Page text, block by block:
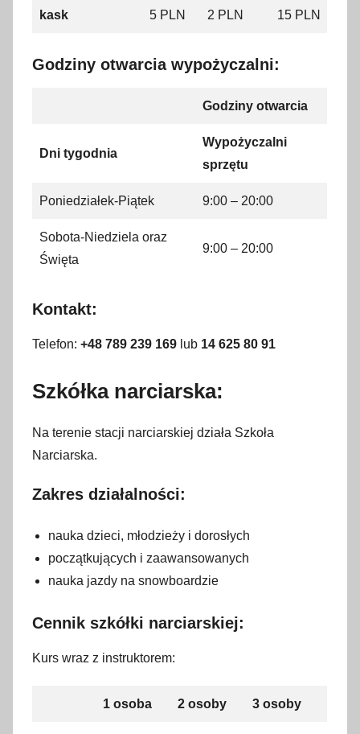
kask 5 PLN 2 PLN 15 PLN
Godziny otwarcia wypożyczalni:
Godziny otwarcia
Dni tygodnia
Wypożyczalni
sprzętu
Poniedziałek-Piątek 9:00 – 20:00
Sobota-Niedziela oraz
Święta
9:00 – 20:00
Kontakt:
Telefon: +48 789 239 169 lub 14 625 80 91
Szkółka narciarska:
Na terenie stacji narciarskiej działa Szkoła
Narciarska.
Zakres działalności:
nauka dzieci, młodzieży i dorosłych
początkujących i zaawansowanych
nauka jazdy na snowboardzie
Cennik szkółki narciarskiej:
Kurs wraz z instruktorem:
1 osoba 2 osoby 3 osoby